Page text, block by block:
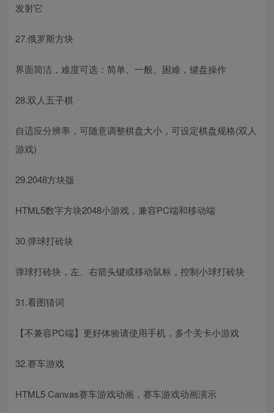
发射它
27.俄罗斯方块
界面简洁，难度可选：简单、一般、困难，键盘操作
28.双人五子棋
自适应分辨率，可随意调整棋盘大小，可设定棋盘规格(双人
游戏)
29.2048方块版
HTML5数字方块2048小游戏，兼容PC端和移动端
30.弹球打砖块
弹球打砖块，左、右箭头键或移动鼠标，控制小球打砖块
31.看图猜词
【不兼容PC端】更好体验请使用手机，多个关卡小游戏
32.赛车游戏
HTML5 Canvas赛车游戏动画，赛车游戏动画演示